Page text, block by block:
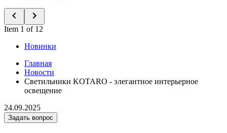
Item 1 of 12
Новинки
Главная
Новости
Светильники KOTARO - элегантное интерьерное
освещение
24.09.2025
Задать вопрос